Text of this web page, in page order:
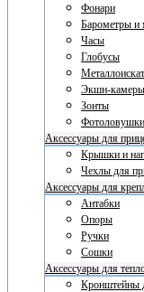
Фонари
Барометры и
Часы
Глобусы
Экшн-камеры
Зонты
Фотоловушки
Аксессуары для
Крышки и
Чехлы для
Аксессуары для
Антабки
Опоры
Ручки
Сошки
Аксессуары для
Кронштейны